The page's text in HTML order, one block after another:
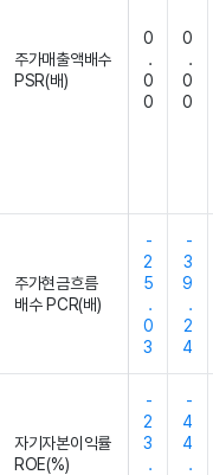
주가매출액배수
PSR(배)
0
.
0
0
0
.
0
0
주가현금흐름
배수 PCR(배)
-
2
5
.
0
3
-
3
9
.
2
4
자기자본이익률
ROE(%)
-
2
3
.
-
4
4
.